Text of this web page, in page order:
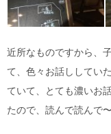
近所なものですから、
て、色々お話ししてい
ていて、とても濃いお
たので、読んで読んで〜